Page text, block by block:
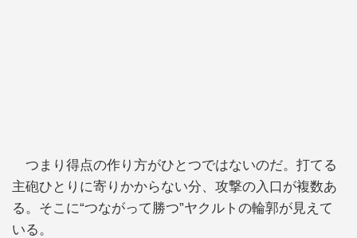
つまり得点の作り方がひとつではないのだ。打てる
主砲ひとりに寄りかからない分、攻撃の入口が複数あ
る。そこに“つながって勝つ”ヤクルトの輪郭が見えて
いる。